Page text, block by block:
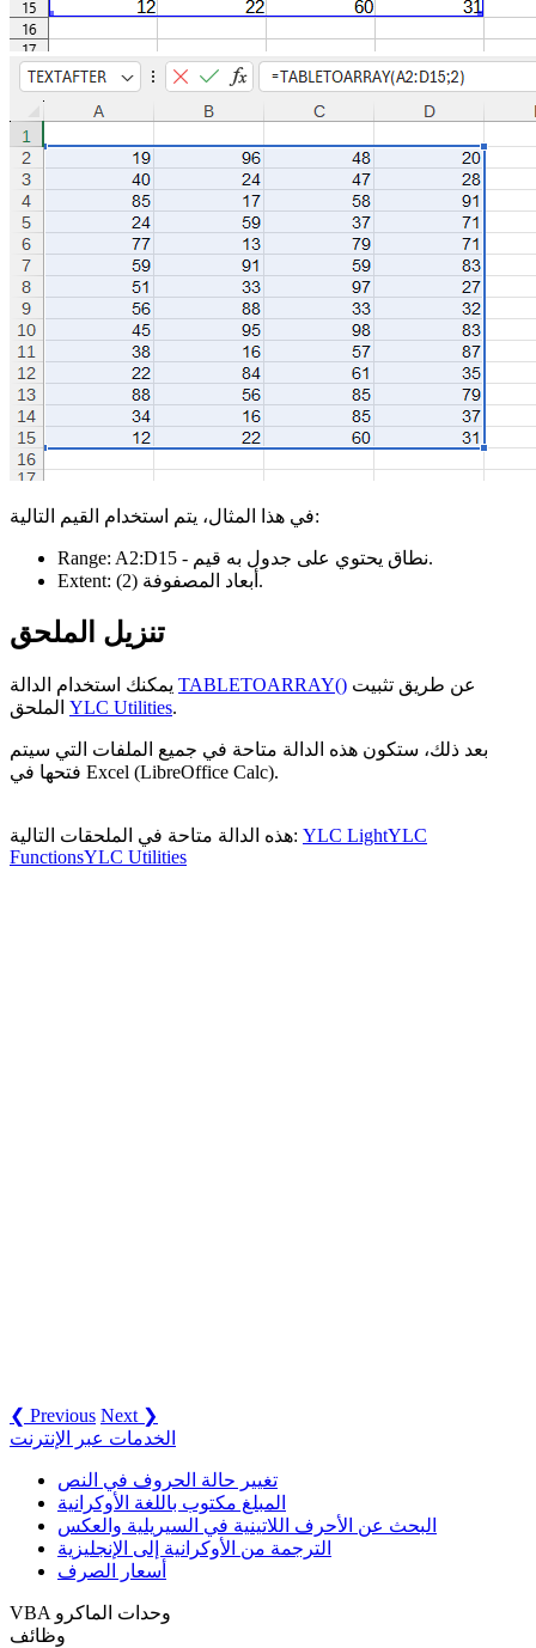
في هذا المثال، يتم استخدام القيم التالية:
Range: A2:D15
- نطاق يحتوي على جدول به قيم.
Extent:
أبعاد المصفوفة (2) .
تنزيل الملحق
TABLETOARRAY()
YLC Utilities.
بعد ذلك، ستكون هذه الدالة متاحة في جميع الملفات التي سيتم
فتحها في Excel (LibreOffice Calc).
هذه الدالة متاحة في الملحقات التالية: YLC LightYLC
FunctionsYLC Utilities
❮ Previous Next ❯
الخدمات عبر الإنترنت
تغيير حالة الحروف في النص
المبلغ مكتوب باللغة الأوكرانية
البحث عن الأحرف اللاتينية في السيريلية والعكس
الترجمة من الأوكرانية إلى الإنجليزية
أسعار الصرف
VBA وحدات الماكرو
وظائف